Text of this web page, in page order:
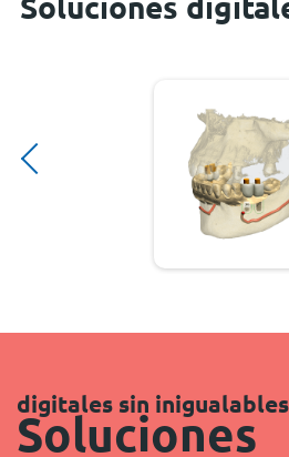
digitales sin inigualables
Soluciones